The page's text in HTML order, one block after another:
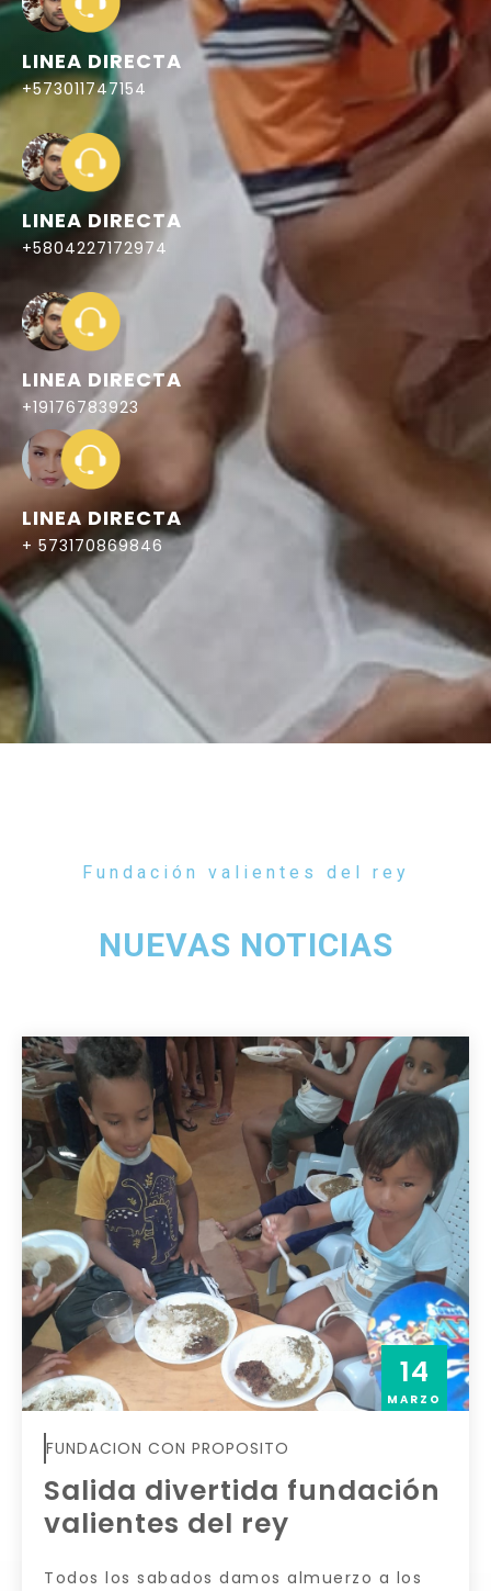
LINEA DIRECTA
+573011747154
LINEA DIRECTA
+5804227172974
LINEA DIRECTA
+19176783923
LINEA DIRECTA
+ 573170869846
Fundación valientes del rey
NUEVAS NOTICIAS
14
MARZO
FUNDACION CON PROPOSITO
Salida divertida fundación
valientes del rey
Todos los sabados damos almuerzo a los